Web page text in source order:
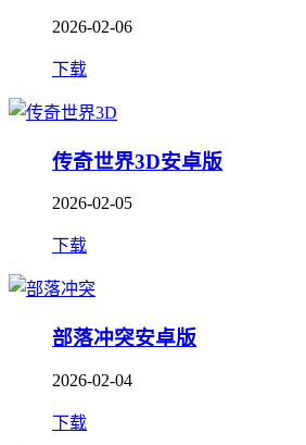
2026-02-06
下载
传奇世界3D安卓版
2026-02-05
下载
部落冲突安卓版
2026-02-04
下载